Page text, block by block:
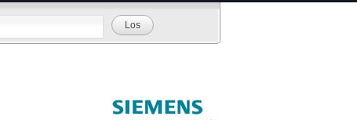
Los